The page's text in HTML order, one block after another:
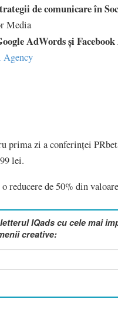
de comunicare în
Media
AdWords și
Agency
prima zi a conferinței
lei.
reducere de 50% din
IQads cu cele mai
creative: